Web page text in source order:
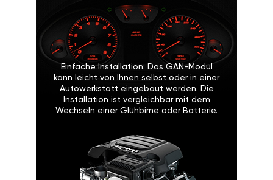
Einfache Installation: Das GAN-Modul
kann leicht von Ihnen selbst oder in einer
Autowerkstatt eingebaut werden. Die
Installation ist vergleichbar mit dem
Wechseln einer Glühbirne oder Batterie.